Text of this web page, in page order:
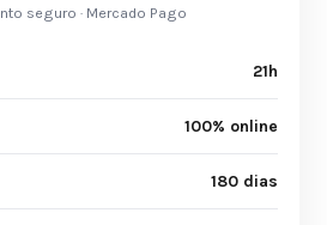
seguro · Mercado Pago
21h
100% online
180 dias